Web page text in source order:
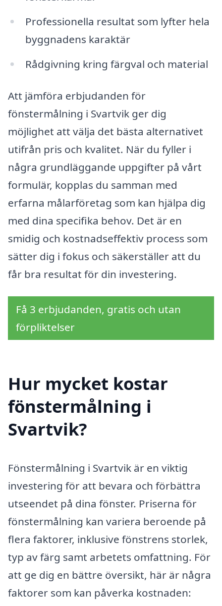
Professionella resultat som lyfter hela
byggnadens karaktär
Rådgivning kring färgval och material
Att jämföra erbjudanden för
fönstermålning i Svartvik ger dig
möjlighet att välja det bästa alternativet
utifrån pris och kvalitet. När du fyller i
några grundläggande uppgifter på vårt
formulär, kopplas du samman med
erfarna målarföretag som kan hjälpa dig
med dina specifika behov. Det är en
smidig och kostnadseffektiv process som
sätter dig i fokus och säkerställer att du
får bra resultat för din investering.
Få 3 erbjudanden, gratis och utan
förpliktelser
Hur mycket kostar
fönstermålning i
Svartvik?
Fönstermålning i Svartvik är en viktig
investering för att bevara och förbättra
utseendet på dina fönster. Priserna för
fönstermålning kan variera beroende på
flera faktorer, inklusive fönstrens storlek,
typ av färg samt arbetets omfattning. För
att ge dig en bättre översikt, här är några
faktorer som kan påverka kostnaden: